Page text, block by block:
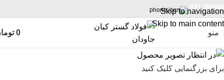
Skip to navigation
Skip to main content
021-88699
منو 0
برای بزرگنمایی کلیک کنید